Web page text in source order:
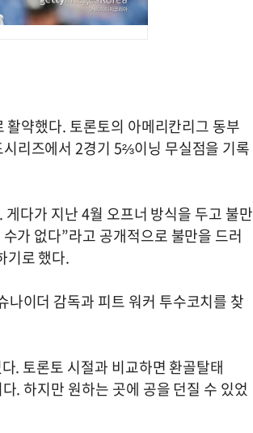
약했다. 토론토의 아메리칸리그 동부
리즈에서 2경기 5⅔이닝 무실점을 기록
다가 지난 4월 오프너 방식을 두고 불만
가 없다”라고 공개적으로 불만을 드러
기로 했다.
이더 감독과 피트 워커 투수코치를 찾
. 토론토 시절과 비교하면 환골탈태
. 하지만 원하는 곳에 공을 던질 수 있었